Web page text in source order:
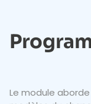
Le module